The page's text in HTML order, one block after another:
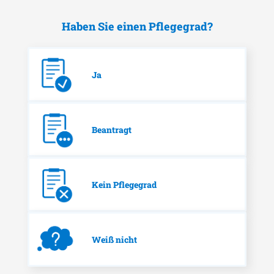
Haben Sie einen Pflegegrad?
Ja
Beantragt
Kein Pflegegrad
Weiß nicht